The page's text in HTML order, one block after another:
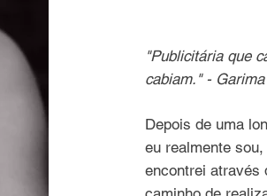
"Publicitária que
cabiam." - Garima
Depois de uma
eu realmente
encontrei através